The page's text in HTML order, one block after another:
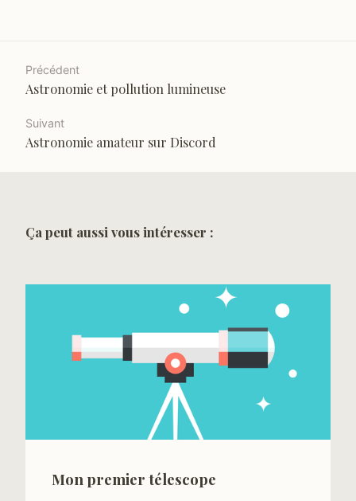
Précédent
Astronomie et pollution lumineuse
Suivant
Astronomie amateur sur Discord
Ça peut aussi vous intéresser :
Mon premier télescope